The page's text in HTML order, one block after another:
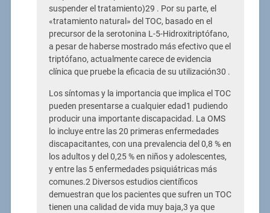
suspender el tratamiento)29 . Por su parte, el
«tratamiento natural» del TOC, basado en el
precursor de la serotonina L-5-Hidroxitriptófano,
a pesar de haberse mostrado más efectivo que el
triptófano, actualmente carece de evidencia
clínica que pruebe la eficacia de su utilización30 .
Los síntomas y la importancia que implica el TOC
pueden presentarse a cualquier edad1 pudiendo
producir una importante discapacidad. La OMS
lo incluye entre las 20 primeras enfermedades
discapacitantes, con una prevalencia del 0,8 % en
los adultos y del 0,25 % en niños y adolescentes,
y entre las 5 enfermedades psiquiátricas más
comunes.2 Diversos estudios científicos
demuestran que los pacientes que sufren un TOC
tienen una calidad de vida muy baja,3 ya que